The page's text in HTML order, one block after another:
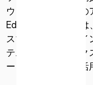
ウェアファーストの
EdgeCortixの製品は
スマートシティ、
テム、ロボティック
ードウェア野での活